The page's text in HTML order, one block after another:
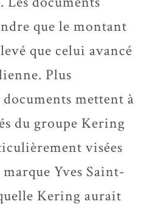
que le montant
que celui avancé
Plus
mettent à
du groupe Kering
visées
Yves Saint-
Kering aurait